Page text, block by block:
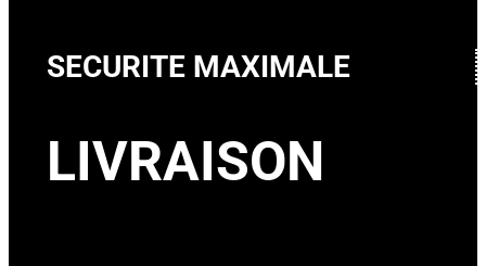
SECURITE MAXIMALE
LIVRAISON